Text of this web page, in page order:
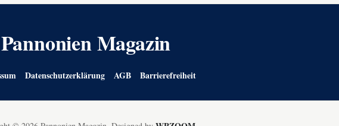
Pannonien Magazin
Datenschutzerklärung AGB Barrierefreiheit